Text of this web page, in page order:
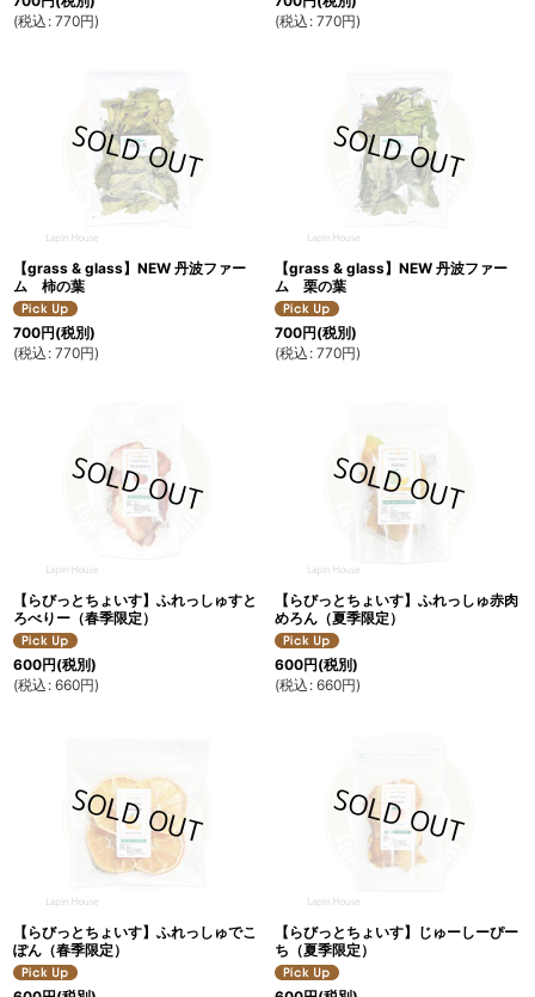
(税込 : 770円)
(税込 : 770円)
【grass & glass】NEW 丹波ファー
ム 柿の葉
700円(税別)
(税込 : 770円)
【grass & glass】NEW 丹波ファー
ム 栗の葉
700円(税別)
(税込 : 770円)
【らびっとちょいす】ふれっしゅすと
ろべりー（春季限定）
600円(税別)
(税込 : 660円)
【らびっとちょいす】ふれっしゅ赤肉
めろん（夏季限定）
600円(税別)
(税込 : 660円)
【らびっとちょいす】ふれっしゅでこ
ぽん（春季限定）
【らびっとちょいす】じゅーしーぴー
ち（夏季限定）